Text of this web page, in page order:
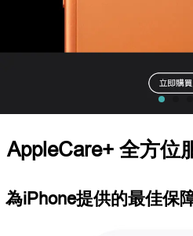
AppleCare+ 全方位
為iPhone提供的最佳保